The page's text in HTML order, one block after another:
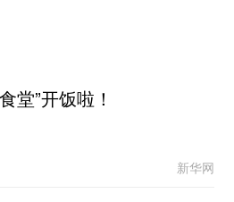
堂”开饭啦！
新华网